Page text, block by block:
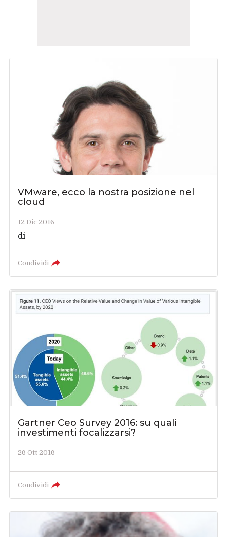
VMware, ecco la nostra posizione nel
cloud
12 Dic 2016
di
Condividi
Gartner Ceo Survey 2016: su quali
investimenti focalizzarsi?
26 Ott 2016
Condividi